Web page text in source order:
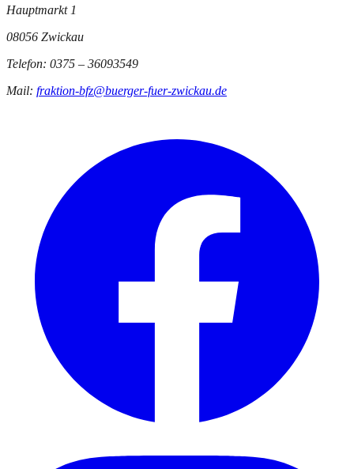
Hauptmarkt 1
08056 Zwickau
Telefon: 0375 – 36093549
Mail: fraktion-bfz@buerger-fuer-zwickau.de